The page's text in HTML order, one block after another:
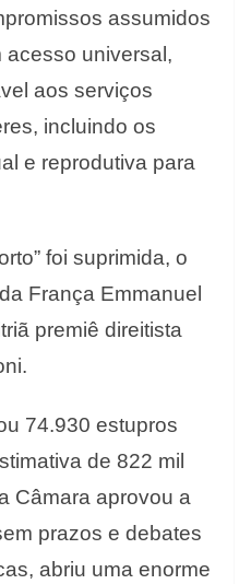
assumidos
acesso universal,
aos serviços
incluindo os
e reprodutiva para
foi suprimida, o
França Emmanuel
premiê direitista
74.930 estupros
de 822 mil
Câmara aprovou a
prazos e debates
abriu uma enorme